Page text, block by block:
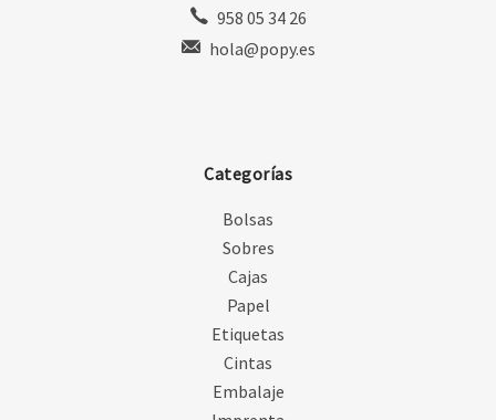
958 05 34 26
hola@popy.es
Categorías
Bolsas
Sobres
Cajas
Papel
Etiquetas
Cintas
Embalaje